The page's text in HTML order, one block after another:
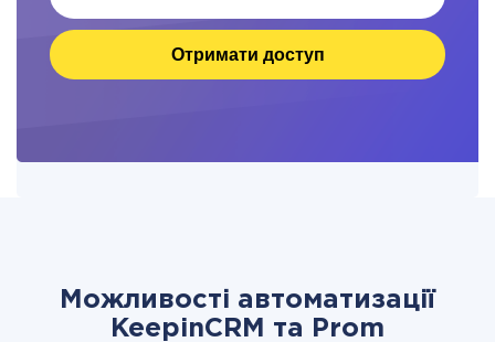
Отримати доступ
Можливості автоматизації
KeepinCRM та Prom